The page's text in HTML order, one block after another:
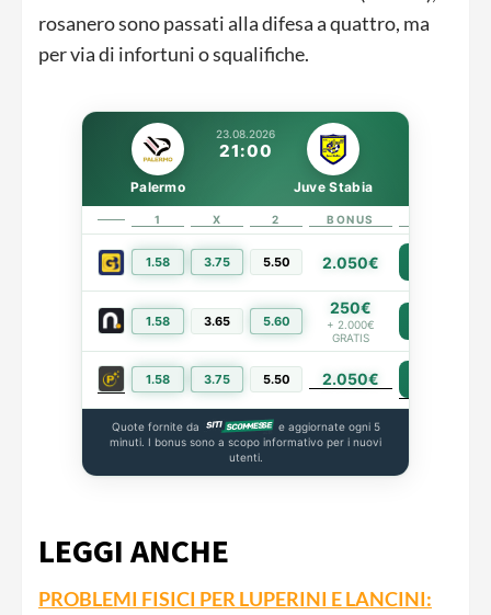
rosanero sono passati alla difesa a quattro, ma
per via di infortuni o squalifiche.
23.08.2026
21:00
Palermo Juve Stabia
1 X 2 BONUS
1.58 3.75 5.50 2.050€
1.58 3.65 5.60
250€
+ 2.000€
GRATIS
1.58 3.75 5.50 2.050€
Quote fornite da
e aggiornate ogni 5
minuti. I bonus sono a scopo informativo per i nuovi
utenti.
LEGGI ANCHE
PROBLEMI FISICI PER LUPERINI E LANCINI: